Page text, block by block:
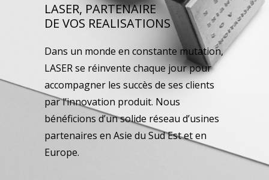
LASER, PARTENAIRE
DE VOS REALISATIONS
Dans un monde en constante mutation,
LASER se réinvente chaque jour pour
accompagner les succès de ses clients
par l’innovation produit. Nous
bénéficions d’un solide réseau d’usines
partenaires en Asie du Sud Est et en
Europe.